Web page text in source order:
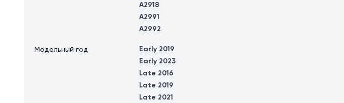
A2918
A2991
A2992
Модельный год
Early 2019
Early 2023
Late 2016
Late 2019
Late 2021